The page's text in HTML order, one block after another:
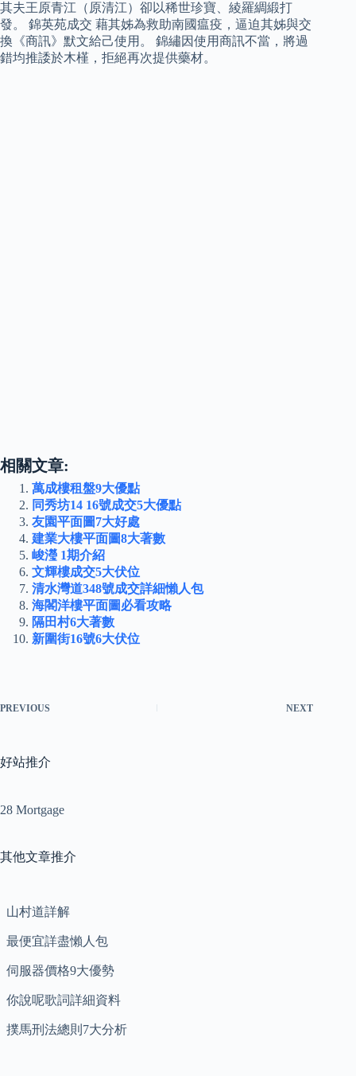
其夫王原青江（原清江）卻以稀世珍寶、綾羅綢緞打
發。 錦英苑成交 藉其姊為救助南國瘟疫，逼迫其姊與交
換《商訊》默文給己使用。 錦繡因使用商訊不當，將過
錯均推諉於木槿，拒絕再次提供藥材。
相關文章:
萬成樓租盤9大優點
同秀坊14 16號成交5大優點
友園平面圖7大好處
建業大樓平面圖8大著數
峻瀅 1期介紹
文輝樓成交5大伏位
清水灣道348號成交詳細懶人包
海閣洋樓平面圖必看攻略
隔田村6大著數
新圍街16號6大伏位
PREVIOUS NEXT
好站推介
28 Mortgage
其他文章推介
山村道詳解
最便宜詳盡懶人包
伺服器價格9大優勢
你說呢歌詞詳細資料
撲馬刑法總則7大分析